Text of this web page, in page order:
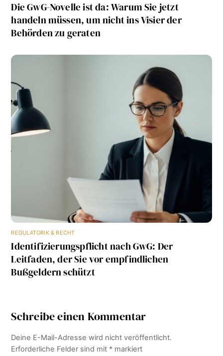
Die GwG-Novelle ist da: Warum Sie jetzt
handeln müssen, um nicht ins Visier der
Behörden zu geraten
REGULATORIK & RECHT
Identifizierungspflicht nach GwG: Der
Leitfaden, der Sie vor empfindlichen
Bußgeldern schützt
Schreibe einen Kommentar
Deine E-Mail-Adresse wird nicht veröffentlicht.
Erforderliche Felder sind mit * markiert